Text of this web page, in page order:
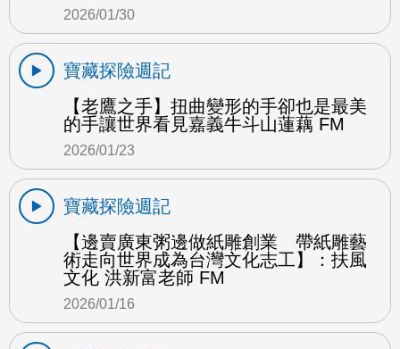
2026/01/30
寶藏探險週記
【老鷹之手】扭曲變形的手卻也是最美
的手讓世界看見嘉義牛斗山蓮藕 FM
2026/01/23
寶藏探險週記
【邊賣廣東粥邊做紙雕創業 帶紙雕藝
術走向世界成為台灣文化志工】：扶風
文化 洪新富老師 FM
2026/01/16